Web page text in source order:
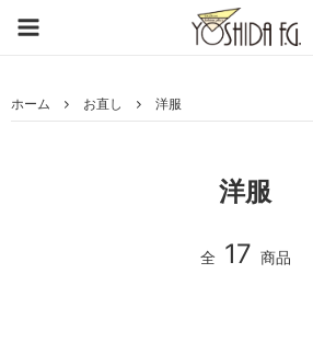
ホーム お直し 洋服
洋服
全 17 商品